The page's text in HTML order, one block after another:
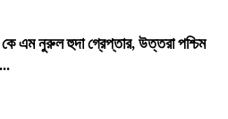
কে এম নুরুল হুদা গ্রেপ্তার, উত্তরা পশ্চিম